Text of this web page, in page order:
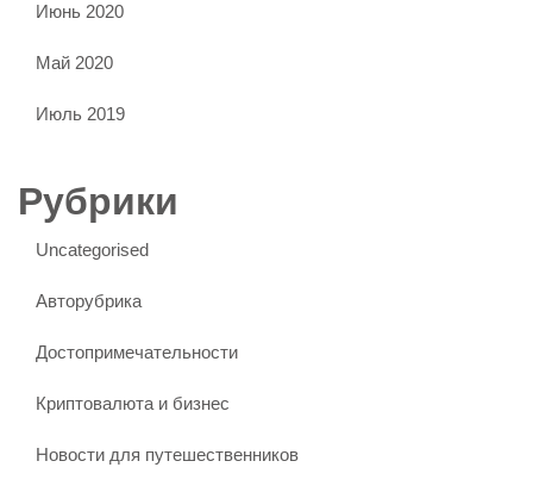
Июнь 2020
Май 2020
Июль 2019
Рубрики
Uncategorised
Авторубрика
Достопримечательности
Криптовалюта и бизнес
Новости для путешественников